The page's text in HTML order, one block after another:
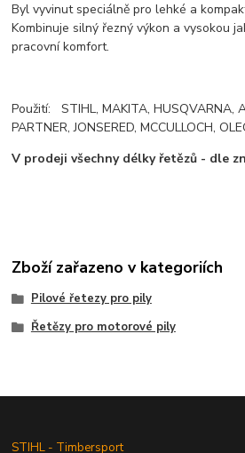
Byl vyvinut speciálně pro lehké a
Kombinuje silný řezný výkon a vysokou
pracovní komfort.
Použití: STIHL, MAKITA, HUSQVARNA,
PARTNER, JONSERED, MCCULLOCH,
V prodeji všechny délky řetězů - dle
Zboží zařazeno v kategoriích
Pilové řetezy pro pily
Řetězy pro motorové pily
STIHL - Timbersport